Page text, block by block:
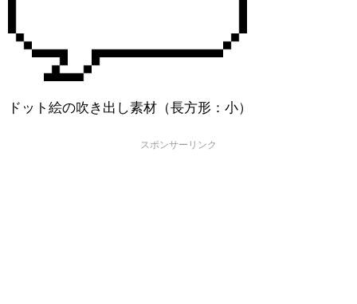
ドット絵の吹き出し素材（長方形：小）
スポンサーリンク